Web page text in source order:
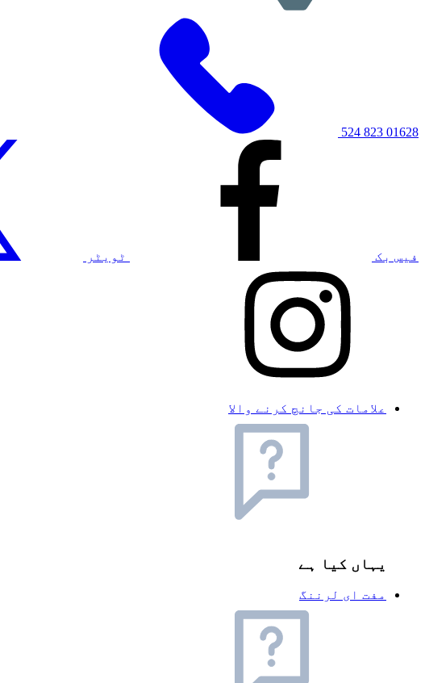
01628 823 524
فیس بک ٹویٹر
علامات کی جانچ کرنے والا
یہاں کیا ہے
مفت ای لرننگ